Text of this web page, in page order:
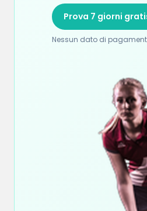
Prova 7 giorni
Nessun dato di